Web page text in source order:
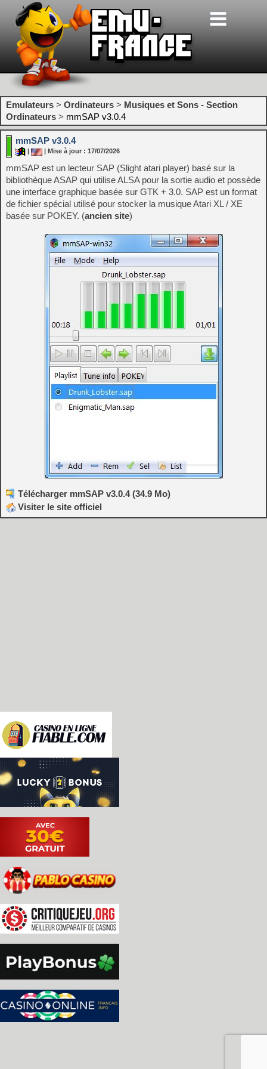
Emulateurs > Ordinateurs > Musiques et Sons - Section
Ordinateurs > mmSAP v3.0.4
mmSAP v3.0.4
| Mise à jour : 17/07/2026
mmSAP est un lecteur SAP (Slight atari player) basé sur la
bibliothèque ASAP qui utilise ALSA pour la sortie audio et possède
une interface graphique basée sur GTK + 3.0. SAP est un format
de fichier spécial utilisé pour stocker la musique Atari XL / XE
basée sur POKEY. (ancien site)
Télécharger mmSAP v3.0.4 (34.9 Mo)
Visiter le site officiel